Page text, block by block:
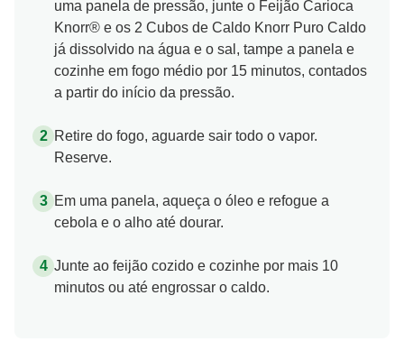
uma panela de pressão, junte o Feijão Carioca
Knorr® e os 2 Cubos de Caldo Knorr Puro Caldo
já dissolvido na água e o sal, tampe a panela e
cozinhe em fogo médio por 15 minutos, contados
a partir do início da pressão.
Retire do fogo, aguarde sair todo o vapor.
Reserve.
Em uma panela, aqueça o óleo e refogue a
cebola e o alho até dourar.
Junte ao feijão cozido e cozinhe por mais 10
minutos ou até engrossar o caldo.